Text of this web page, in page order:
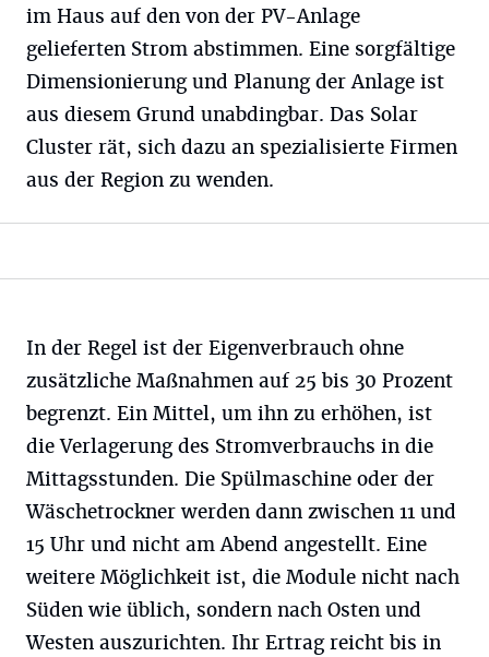
im Haus auf den von der PV-Anlage
gelieferten Strom abstimmen. Eine sorgfältige
Dimensionierung und Planung der Anlage ist
aus diesem Grund unabdingbar. Das Solar
Cluster rät, sich dazu an spezialisierte Firmen
aus der Region zu wenden.
In der Regel ist der Eigenverbrauch ohne
zusätzliche Maßnahmen auf 25 bis 30 Prozent
begrenzt. Ein Mittel, um ihn zu erhöhen, ist
die Verlagerung des Stromverbrauchs in die
Mittagsstunden. Die Spülmaschine oder der
Wäschetrockner werden dann zwischen 11 und
15 Uhr und nicht am Abend angestellt. Eine
weitere Möglichkeit ist, die Module nicht nach
Süden wie üblich, sondern nach Osten und
Westen auszurichten. Ihr Ertrag reicht bis in